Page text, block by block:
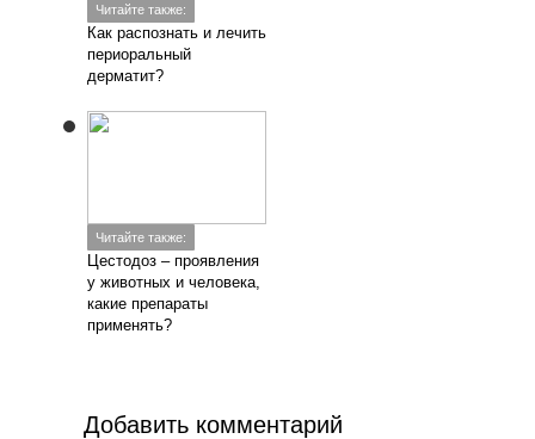
Читайте также:
Как распознать и лечить
периоральный
дерматит?
Читайте также:
Цестодоз – проявления
у животных и человека,
какие препараты
применять?
Добавить комментарий